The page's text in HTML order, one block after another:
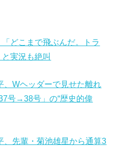
どこまで飛ぶんだ。トラ
実況も絶叫
Wヘッダーで見せた離れ
号→38号」の“歴史的偉
先輩・菊池雄星から通算3